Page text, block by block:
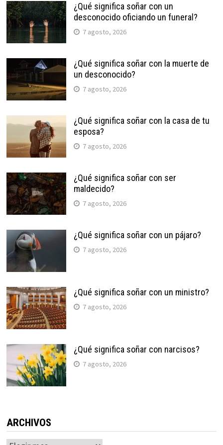
¿Qué significa soñar con un
desconocido oficiando un funeral?
7 agosto, 2026
¿Qué significa soñar con la muerte de
un desconocido?
7 agosto, 2026
¿Qué significa soñar con la casa de tu
esposa?
7 agosto, 2026
¿Qué significa soñar con ser
maldecido?
7 agosto, 2026
¿Qué significa soñar con un pájaro?
7 agosto, 2026
¿Qué significa soñar con un ministro?
7 agosto, 2026
¿Qué significa soñar con narcisos?
7 agosto, 2026
ARCHIVOS